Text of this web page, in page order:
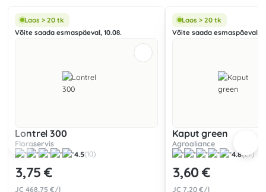
Laos > 20 tk
Võite saada esmaspäeval, 10.08.
Lontrel 300
Floraservis
4.5(10)
3,75 €
JC468,75 €/l
Laos > 20 tk
Võite saada esmaspäeval,
Kaput green
Agroaliance
4.8(27)
3,60 €
JC 7,20 €/l